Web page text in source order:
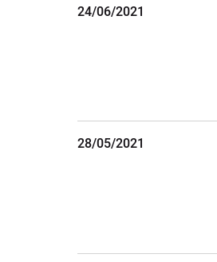
24/06/2021
28/05/2021